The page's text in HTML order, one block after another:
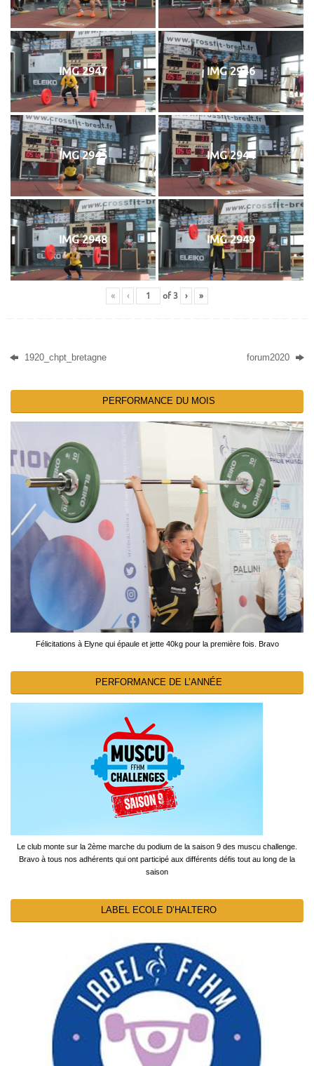
IMG 2947 IMG 2946
IMG 2945 IMG 2944
IMG 2948 IMG 2949
« ‹ of3 › »
1920_chpt_bretagne forum2020
PERFORMANCE DU MOIS
Félicitations à Elyne qui épaule et jette 40kg pour la première fois. Bravo
PERFORMANCE DE L’ANNÉE
Le club monte sur la 2ème marche du podium de la saison 9 des muscu challenge.
Bravo à tous nos adhérents qui ont participé aux différents défis tout au long de la
saison
LABEL ECOLE D’HALTERO